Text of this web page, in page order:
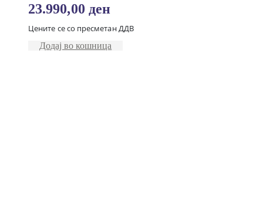
23.990,00 ден
Цените се со пресметан ДДВ
Додај во кошница